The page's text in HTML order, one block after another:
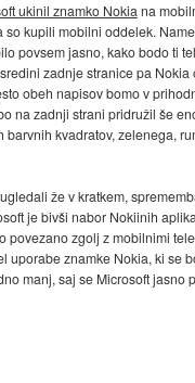
ukinil znamko Nokia na
kupili mobilni oddelek.
povsem jasno, kako bodo ti
zadnje stranice pa Nokia
obeh napisov bomo v
na zadnji strani pridružil še
kvadratov, zelenega,
že v kratkem,
je bivši nabor Nokiinih
povezano zgolj z mobilnimi
uporabe znamke Nokia, ki se
manj, saj se Microsoft